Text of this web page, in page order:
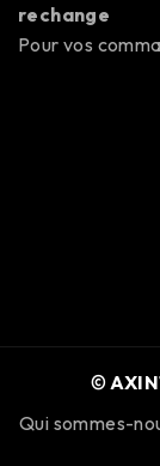
rechange
Pour vos
©
Qui sommes-